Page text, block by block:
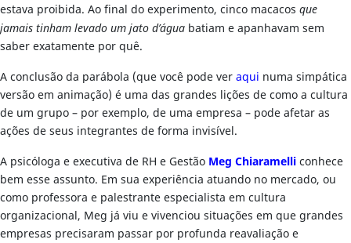
estava proibida. Ao final do experimento, cinco macacos que
jamais tinham levado um jato d’água batiam e apanhavam sem
saber exatamente por quê.
A conclusão da parábola (que você pode veraqui numa simpática
versão em animação) é uma das grandes lições de como a cultura
de um grupo – por exemplo, de uma empresa – pode afetar as
ações de seus integrantes de forma invisível.
A psicóloga e executiva de RH e Gestão Meg Chiaramelliconhece
bem esse assunto. Em sua experiência atuando no mercado, ou
como professora e palestrante especialista em cultura
organizacional, Meg já viu e vivenciou situações em que grandes
empresas precisaram passar por profunda reavaliação e